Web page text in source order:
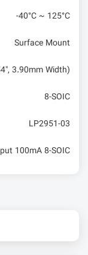
-40°C ~ 125°C
Surface Mount
3.90mm Width)
8-SOIC
LP2951-03
100mA 8-SOIC